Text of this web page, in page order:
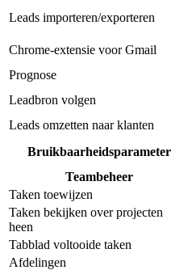
Leads importeren/exporteren
Chrome-extensie voor Gmail
Prognose
Leadbron volgen
Leads omzetten naar klanten
Bruikbaarheidsparameter
Teambeheer
Taken toewijzen
Taken bekijken over projecten
heen
Tabblad voltooide taken
Afdelingen